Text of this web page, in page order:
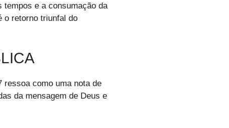
tempos e a consumação da
o retorno triunfal do
ressoa como uma nota de
da mensagem de Deus e